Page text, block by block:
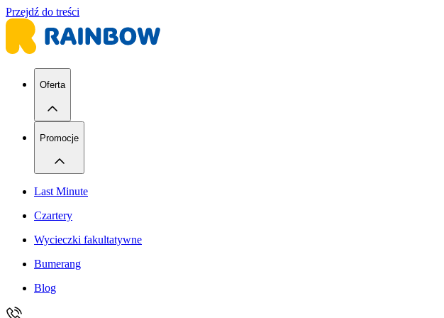
Przejdź do treści
Oferta
Promocje
Last Minute
Czartery
Wycieczki fakultatywne
Bumerang
Blog